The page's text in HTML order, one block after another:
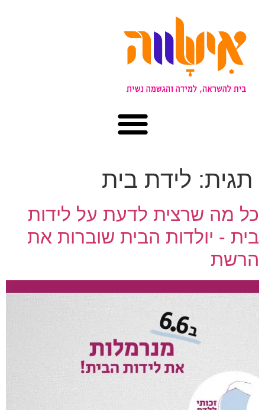
תגית: לידת בית
כל מה שרצית לדעת על לידות
בית - יולדות הבית שוברות את
הרשת